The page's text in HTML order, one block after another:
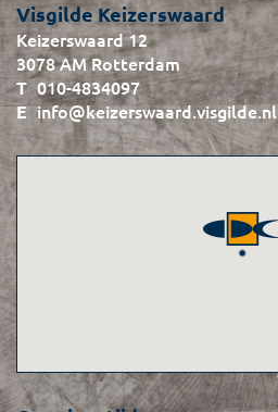
Visgilde Keizerswaard
Keizerswaard 12
3078 AM Rotterdam
010-4834097
info@keizerswaard.visgilde.nl